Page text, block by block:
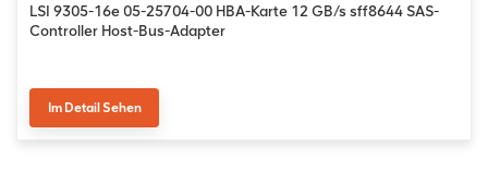
LSI 9305-16e 05-25704-00 HBA-Karte 12 GB/s sff8644 SAS-
Controller Host-Bus-Adapter
Im Detail Sehen